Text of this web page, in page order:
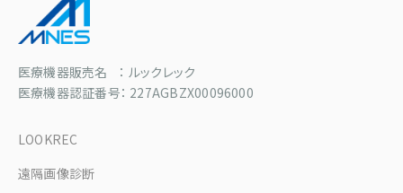
医療機器販売名 ： ルックレック
医療機器認証番号： 227AGBZX00096000
LOOKREC
遠隔画像診断